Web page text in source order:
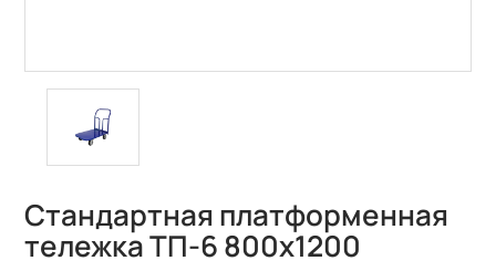
Стандартная платформенная
тележка ТП-6 800х1200